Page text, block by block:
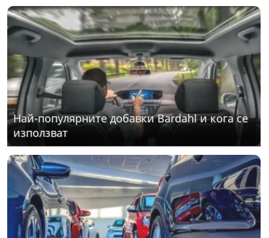
Най-популярните добавки Bardahl и кога се
използват